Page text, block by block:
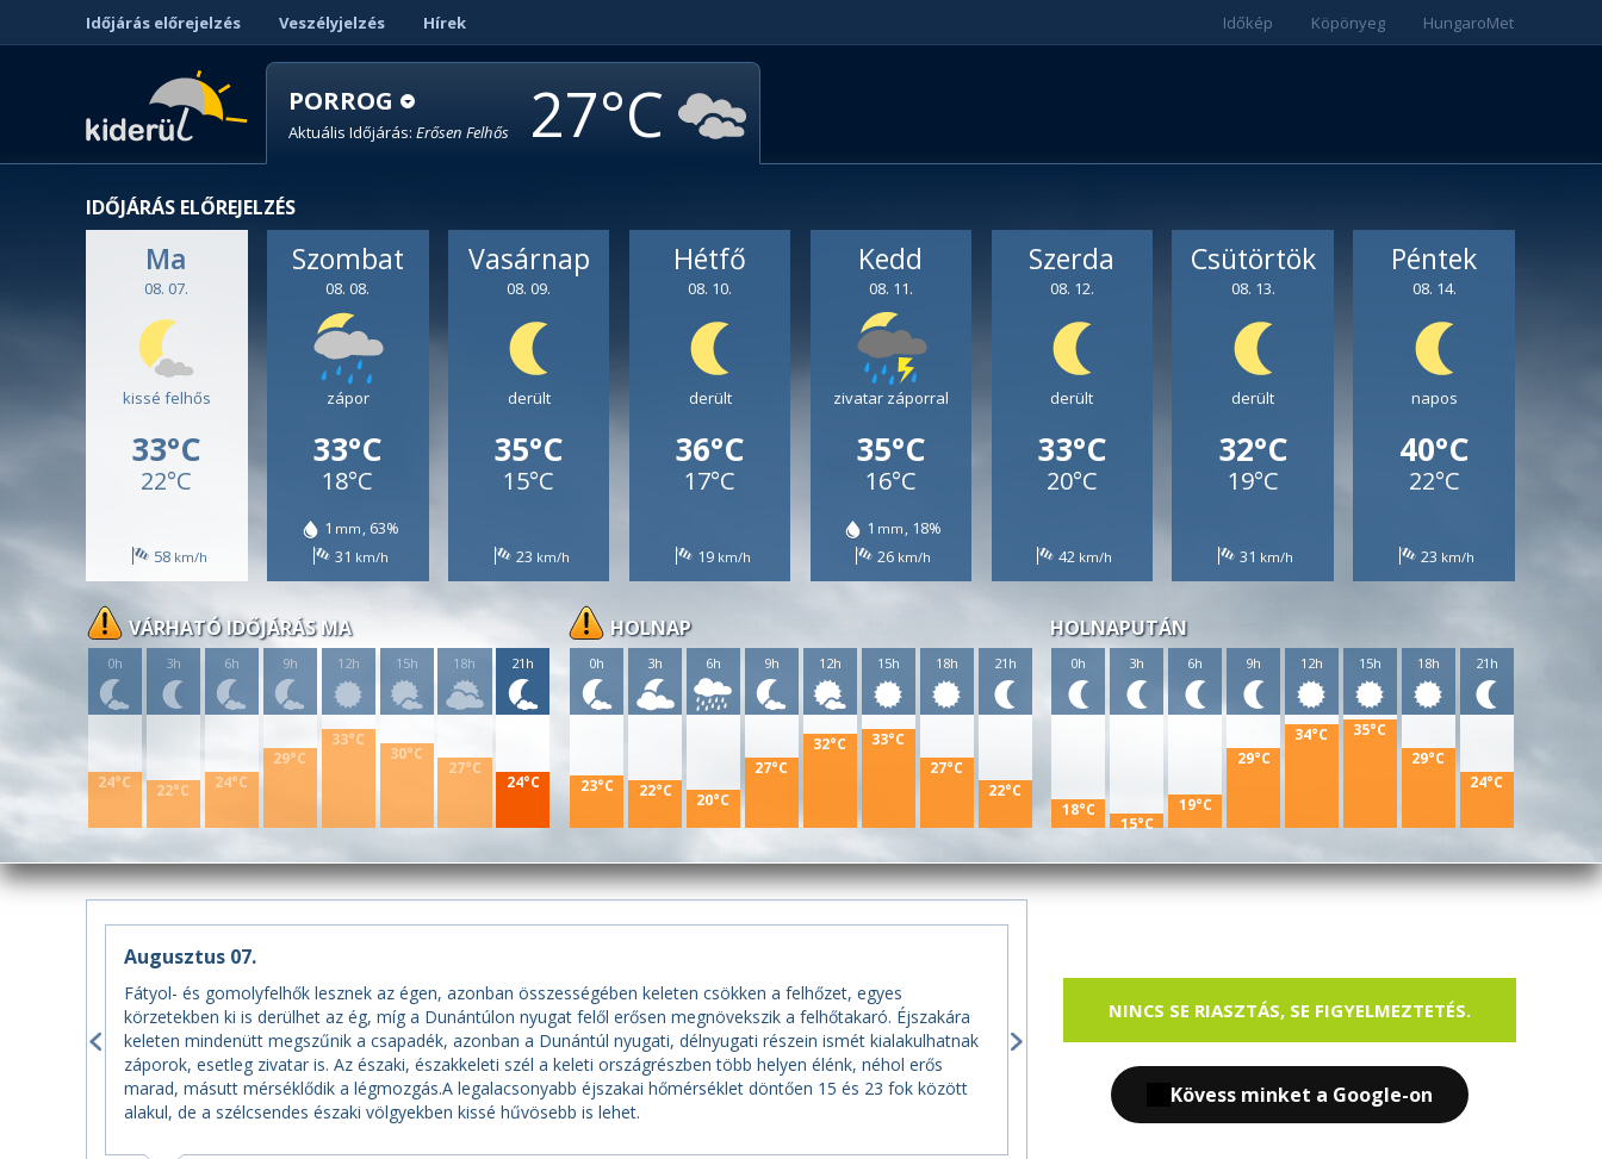
Időjárás előrejelzés Veszélyjelzés Hírek HungaroMet
Köpönyeg
Időkép
PORROG
Aktuális Időjárás: Erősen Felhős 27
IDŐJÁRÁS ELŐREJELZÉS
Ma
08. 07.
kissé felhős
33°C
22°C
58
Szombat
08. 08.
zápor
33°C
18°C
1
63
31
Vasárnap
08. 09.
derült
35°C
15°C
23
Hétfő
08. 10.
derült
36°C
17°C
19
Kedd
08. 11.
zivatar záporral
35°C
16°C
1
18
26
Szerda
08. 12.
derült
33°C
20°C
42
Csütörtök
08. 13.
derült
32°C
19°C
31
Péntek
08. 14.
napos
40°C
22°C
23
VÁRHATÓ IDŐJÁRÁS MA
0h
24°C
3h
22°C
6h
24°C
9h
29°C
12h
33°C
15h
30°C
18h
27°C
21h
24°C
HOLNAP
0h
23°C
3h
22°C
6h
20°C
9h
27°C
12h
32°C
15h
33°C
18h
27°C
21h
22°C
HOLNAPUTÁN
0h
18°C
3h
15°C
6h
19°C
9h
29°C
12h
34°C
15h
35°C
18h
29°C
21h
24°C
Augusztus 07.
Fátyol- és gomolyfelhők lesznek az égen, azonban összességében keleten csökken a felhőzet, egyes
körzetekben ki is derülhet az ég, míg a Dunántúlon nyugat felől erősen megnövekszik a felhőtakaró. Éjszakára
keleten mindenütt megszűnik a csapadék, azonban a Dunántúl nyugati, délnyugati részein ismét kialakulhatnak
záporok, esetleg zivatar is. Az északi, északkeleti szél a keleti országrészben több helyen élénk, néhol erős
marad, másutt mérséklődik a légmozgás.A legalacsonyabb éjszakai hőmérséklet döntően 15 és 23 fok között
alakul, de a szélcsendes északi völgyekben kissé hűvösebb is lehet.
NINCS SE RIASZTÁS, SE FIGYELMEZTETÉS.
Kövess minket a Google-on